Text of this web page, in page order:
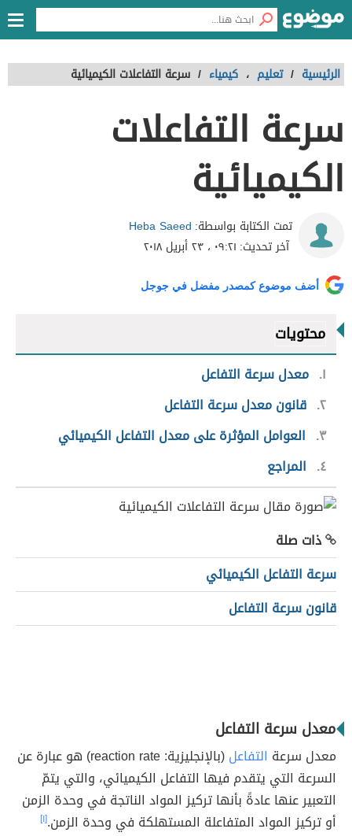
الرئيسية / تعليم ، كيمياء / سرعة التفاعلات الكيميائية
سرعة التفاعلات
الكيميائية
تمت الكتابة بواسطة: Heba Saeed
آخر تحديث: ٠٩:٢١ ، ٢٣ أبريل ٢٠١٨
أضف موضوع كمصدر مفضل في جوجل
محتويات
١ معدل سرعة التفاعل
٢ قانون معدل سرعة التفاعل
٣
العوامل المؤثرة على معدل التفاعل الكيميائي
٤
المراجع
ذات صلة
سرعة التفاعل الكيميائي
قانون سرعة التفاعل
معدل سرعة التفاعل
معدل سرعة التفاعل
(بالإنجليزية: reaction rate) هو عبارة عن
السرعة التي يتقدم فيها التفاعل الكيميائي، والتي يتمّ
التعبير عنها عادةً بأنها تركيز المواد الناتجة في وحدة الزمن
أو تركيز المواد المتفاعلة المستهلكة في وحدة الزمن.[١]